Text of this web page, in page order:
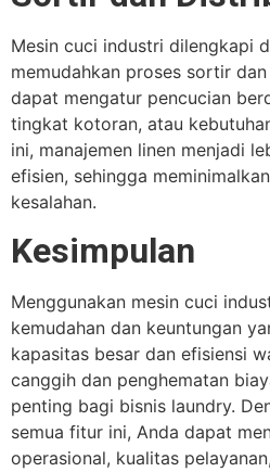
Mesin cuci industri dilengkapi
memudahkan proses sortir
dapat mengatur pencucian
tingkat kotoran, atau
ini, manajemen linen menjadi
efisien, sehingga
kesalahan.
Kesimpulan
Menggunakan mesin cuci
kemudahan dan keuntungan
kapasitas besar dan efisiensi
canggih dan penghematan
penting bagi bisnis laundry.
semua fitur ini, Anda dapat
operasional, kualitas